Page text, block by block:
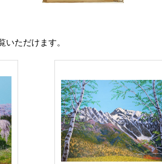
ただけます。